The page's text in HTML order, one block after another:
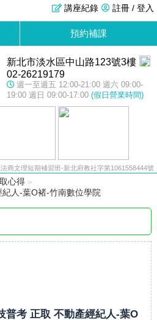
註冊 / 登入
講座紀錄
預約補課
新北市淡水區中山路123號3樓
02-26219179
週一至週五 12:00-21:00 週六 09:00-
19:00 週日 09:00-17:00 (假日營業時間)
商文理短期補習班-新北府教社字第1061558444號
心得 »
人-葉O褚-竹南數位學院
普考 正取 不動產經紀人-葉O